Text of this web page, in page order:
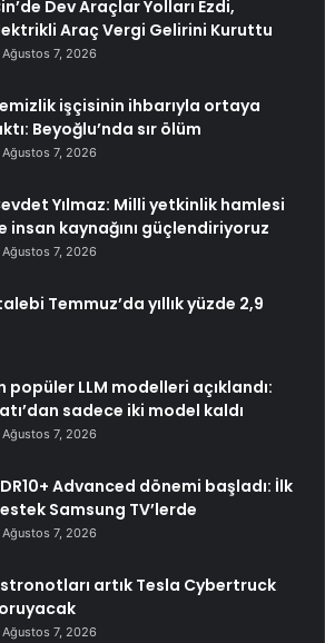
Dev Araçlar Yolları Ezdi,
Araç Vergi Gelirini Kuruttu
Ağustos 7, 2026
işçisinin ihbarıyla ortaya
Beyoğlu’nda sır ölüm
Ağustos 7, 2026
Yılmaz: Milli yetkinlik hamlesi
insan kaynağını güçlendiriyoruz
Ağustos 7, 2026
Temmuz’da yıllık yüzde 2,9
popüler LLM modelleri açıklandı:
sadece iki model kaldı
Ağustos 7, 2026
Advanced dönemi başladı: İlk
Samsung TV’lerde
Ağustos 7, 2026
artık Tesla Cybertruck
Ağustos 7, 2026